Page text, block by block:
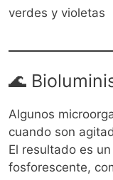
🌊
Algunos
cuando son
El resultado es
fosforescente,